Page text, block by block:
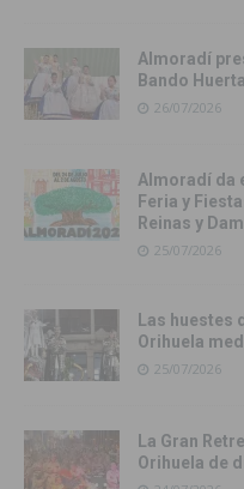
Almoradí
Bando
26/07/2026
Almoradí da
Feria y
Reinas y
25/07/2026
Las huestes
Orihuela
25/07/2026
La Gran
Orihuela de